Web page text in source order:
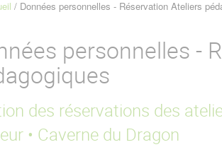
Données personnelles - Réservation Ateliers
personnelles -
des réservations des
• Caverne du Dragon